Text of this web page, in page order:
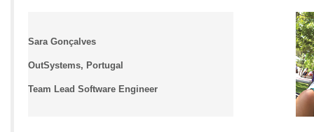
Sara Gonçalves
OutSystems, Portugal
Team Lead Software Engineer